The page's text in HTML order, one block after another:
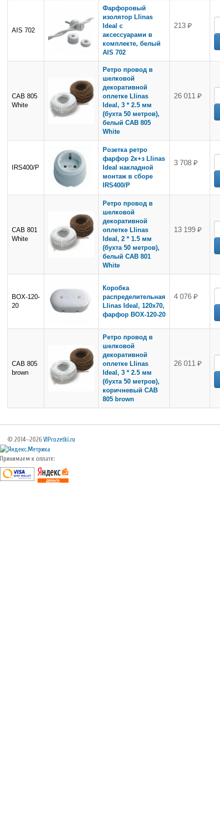
AIS 702
Фарфоровый
изолятор Llinas
Ideal c
аксессуарами в
комплекте, белый
AIS 702
213 ₽
CAB 805
White
Ретро провод в
шелковой
декоративной
оплетке Llinas
Ideal, 3 * 2.5 мм
(бухта 50 метров),
белый CAB 805
White
26 011 ₽
IRS400/P
Розетка ретро
фарфор 2к+з Llinas
Ideal накладной
монтаж в сборе
IRS400/P
3 708 ₽
CAB 801
White
Ретро провод в
шелковой
декоративной
оплетке Llinas
Ideal, 2 * 1.5 мм
(бухта 50 метров),
белый CAB 801
White
13 199 ₽
BOX-120-
20
Коробка
распределительная
Llinas Ideal, 120х70,
фарфор BOX-120-20
4 076 ₽
CAB 805
brown
Ретро провод в
шелковой
декоративной
оплетке Llinas
Ideal, 3 * 2.5 мм
(бухта 50 метров),
коричневый CAB
805 brown
26 011 ₽
© 2014—2026 VIProzetki.ru
Принимаем к оплате: